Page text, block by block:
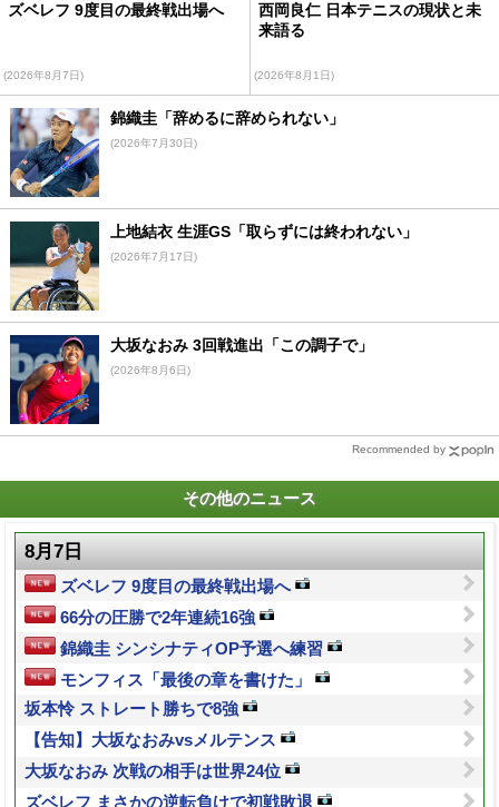
ズベレフ 9度目の最終戦出場へ
(2026年8月7日)
西岡良仁 日本テニスの現状と未
来語る
(2026年8月1日)
錦織圭「辞めるに辞められない」
(2026年7月30日)
上地結衣 生涯GS「取らずには終われない」
(2026年7月17日)
大坂なおみ 3回戦進出「この調子で」
(2026年8月6日)
Recommended by
その他のニュース
8月7日
ズベレフ 9度目の最終戦出場へ
66分の圧勝で2年連続16強
錦織圭 シンシナティOP予選へ練習
モンフィス「最後の章を書けた」
坂本怜 ストレート勝ちで8強
【告知】大坂なおみvsメルテンス
大坂なおみ 次戦の相手は世界24位
ズベレフ まさかの逆転負けで初戦敗退